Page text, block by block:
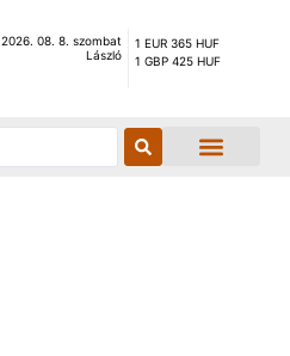
2026. 08. 8. szombat
László
1 EUR 365 HUF
1 GBP 425 HUF